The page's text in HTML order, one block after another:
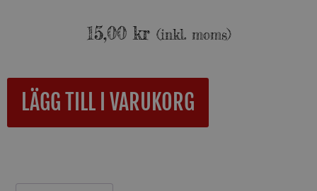
15,00 kr (inkl. moms)
LÄGG TILL I VARUKORG